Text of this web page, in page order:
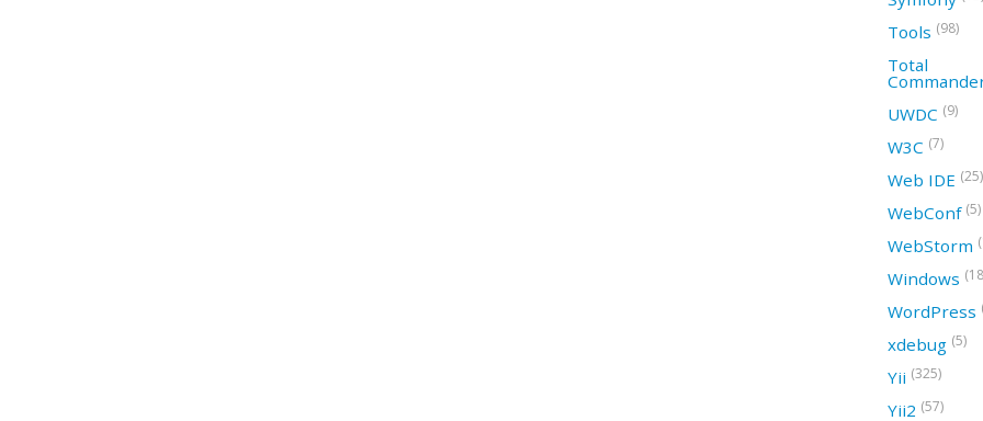
Tools (98)
Total
UWDC (9)
W3C (7)
Web IDE (25)
WebConf (5)
WebStorm
Windows
WordPress
xdebug (5)
Yii (325)
Yii2 (57)